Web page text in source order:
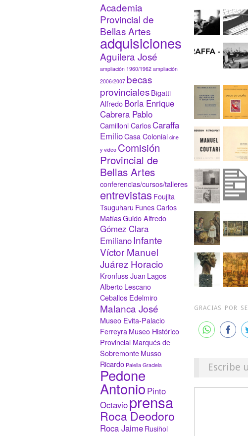
Academia
Provincial de
Bellas Artes
adquisiciones
Aguilera José
ampliación 1960/1962 ampliación
2006/2007 becas
provincialesBigatti
AlfredoBorla Enrique
Cabrera Pablo
Camilloni CarlosCaraffa
EmilioCasa Colonial cine
y video Comisión
Provincial de
Bellas Artes
conferencias/cursos/talleres
entrevistas Foujita
Tsuguharu Funes Carlos
MatíasGuido Alfredo
Gómez Clara
EmilianoInfante
Víctor Manuel
Juárez Horacio
Kronfuss Juan Lagos
AlbertoLescano
Ceballos Edelmiro
Malanca José
Museo Evita-Palacio
FerreyraMuseo Histórico
Provincial Marqués de
SobremonteMusso
Ricardo Palella Graciela
Pedone
Antonio Pinto
Octavioprensa
Roca Deodoro
Roca JaimeRusiñol
GRACIAS POR
Escribe